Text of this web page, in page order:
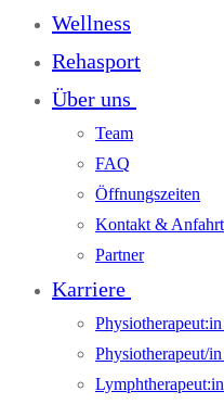
Wellness
Rehasport
Über uns
Team
FAQ
Öffnungszeiten
Kontakt & Anfahrt
Partner
Karriere
Physiotherapeut/